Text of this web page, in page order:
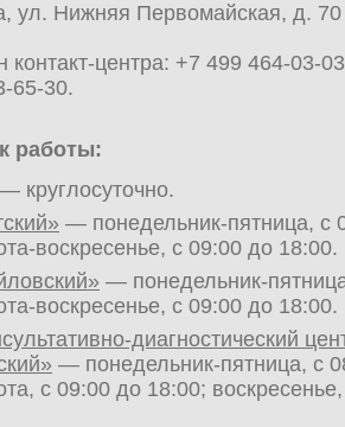
ул. Нижняя Первомайская, д.
центра: +7 499 464-03-03
65-30.
работы:
— круглосуточно.
— понедельник-пятница, с
воскресенье, с 09:00 до 18:00.
— понедельник-
воскресенье, с 09:00 до 18:00.
диагностический
— понедельник-пятница, с
с 09:00 до 18:00;